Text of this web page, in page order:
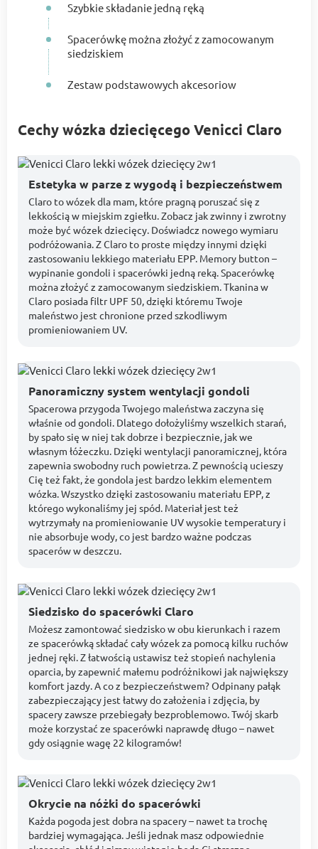
Szybkie składanie jedną ręką
Spacerówkę można złożyć z zamocowanym
siedziskiem
Zestaw podstawowych akcesoriow
Cechy wózka dziecięcego Venicci Claro
Estetyka w parze z wygodą i bezpieczeństwem
Claro to wózek dla mam, które pragną poruszać się z
lekkością w miejskim zgiełku. Zobacz jak zwinny i zwrotny
może być wózek dziecięcy. Doświadcz nowego wymiaru
podróżowania. Z Claro to proste między innymi dzięki
zastosowaniu lekkiego materiału EPP. Memory button –
wypinanie gondoli i spacerówki jedną reką. Spacerówkę
można złożyć z zamocowanym siedziskiem. Tkanina w
Claro posiada filtr UPF 50, dzięki któremu Twoje
maleństwo jest chronione przed szkodliwym
promieniowaniem UV.
Panoramiczny system wentylacji gondoli
Spacerowa przygoda Twojego maleństwa zaczyna się
właśnie od gondoli. Dlatego dołożyliśmy wszelkich starań,
by spało się w niej tak dobrze i bezpiecznie, jak we
własnym łóżeczku. Dzięki wentylacji panoramicznej, która
zapewnia swobodny ruch powietrza. Z pewnością ucieszy
Cię też fakt, że gondola jest bardzo lekkim elementem
wózka. Wszystko dzięki zastosowaniu materiału EPP, z
którego wykonaliśmy jej spód. Materiał jest też
wytrzymały na promieniowanie UV wysokie temperatury i
nie absorbuje wody, co jest bardzo ważne podczas
spacerów w deszczu.
Siedzisko do spacerówki Claro
Możesz zamontować siedzisko w obu kierunkach i razem
ze spacerówką składać cały wózek za pomocą kilku ruchów
jednej ręki. Z łatwością ustawisz też stopień nachylenia
oparcia, by zapewnić małemu podróżnikowi jak największy
komfort jazdy. A co z bezpieczeństwem? Odpinany pałąk
zabezpieczający jest łatwy do założenia i zdjęcia, by
spacery zawsze przebiegały bezproblemowo. Twój skarb
może korzystać ze spacerówki naprawdę długo – nawet
gdy osiągnie wagę 22 kilogramów!
Okrycie na nóżki do spacerówki
Każda pogoda jest dobra na spacery – nawet ta trochę
bardziej wymagająca. Jeśli jednak masz odpowiednie